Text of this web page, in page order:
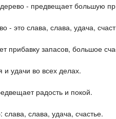
- предвещает большую
- это слава, слава, удача,
прибавку запасов, большое
и удачи во всех делах.
радость и покой.
слава, удача, счастье.